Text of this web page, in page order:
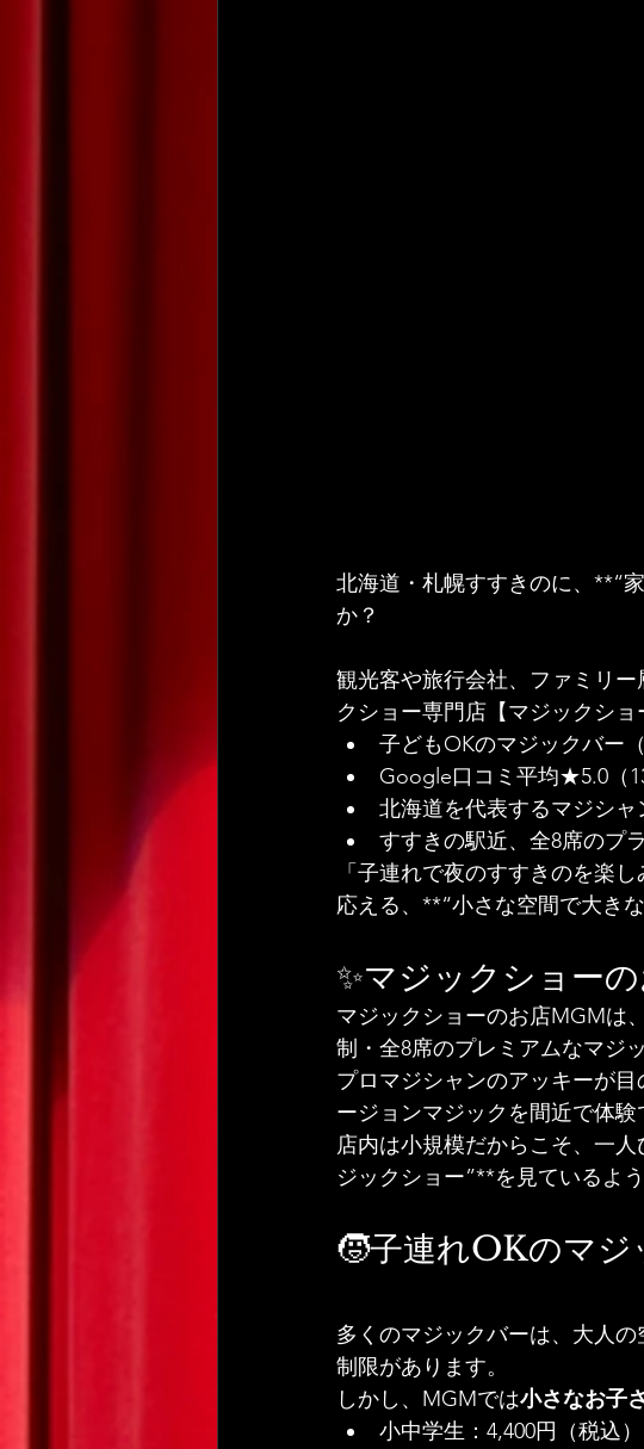
北海道・札幌すすきのに、**“
か？
観光客や旅行会社、ファミリ
クショー専門店【マジックショ
子どもOKのマジックバー
Google口コミ平均★5.0（
北海道を代表するマジシ
すすきの駅近、全8席のプ
「子連れで夜のすすきのを楽
応える、**“小さな空間で大き
✨マジックショー
マジックショーのお店MGMは、
制・全8席のプレミアムなマジ
プロマジシャンのアッキーが
ージョンマジックを間近で体験
店内は小規模だからこそ、一
ジックショー”**を見ているよ
🧒子連れOKのマジ
多くのマジックバーは、大人
制限があります。
しかし、MGMでは小さなお子
小中学生：4,400円（税込）